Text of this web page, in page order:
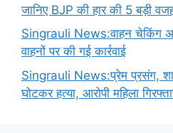
जानिए BJP की हार की 5 बड़ी
Singrauli News:वाहन चेकिंग
वाहनों पर की गई कार्रवाई
Singrauli News:प्रेम प्रसंग,
घोटकर हत्या, आरोपी महिला